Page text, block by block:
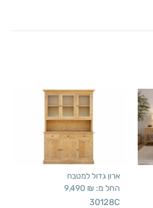
ארון גדול למטבח
החל מ: 9,490 ₪
30128C